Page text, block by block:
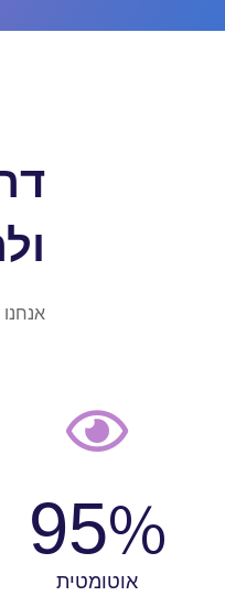
100%
אוטומטית